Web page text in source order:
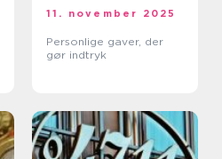
11. november 2025
Personlige gaver, der
gør indtryk